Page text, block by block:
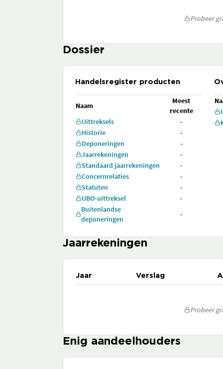
Probeer
Dossier
Handelsregister producten
Naam
Meest
recente
Uittreksels
-
Historie
-
Deponeringen
-
Jaarrekeningen
-
Standaard jaarrekeningen
-
Concernrelaties
-
Statuten
-
UBO-uittreksel
-
Buitenlandse
deponeringen
-
Jaarrekeningen
Jaar Verslag
Probeer
Enig aandeelhouders